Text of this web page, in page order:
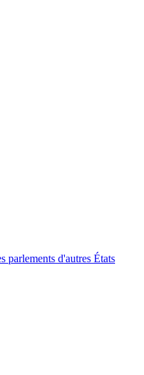
parlements d'autres États